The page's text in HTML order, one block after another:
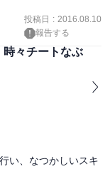
とになり、その元魔
っていきます。
されているのに若干
残っている場面もあ
ます。
投稿日 : 2016.08.10
報告する
々チートなぶ
い、なつかしいスキ